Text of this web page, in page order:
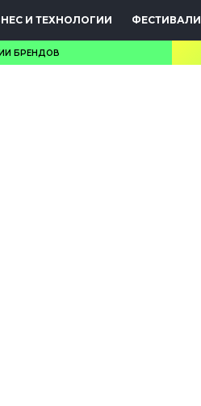
И ТЕХНОЛОГИИ ФЕСТИВАЛИ
БРЕНДОВ